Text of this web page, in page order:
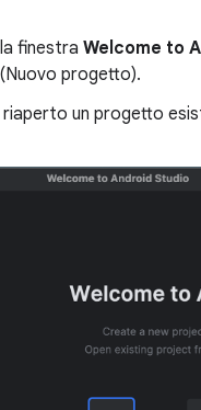
finestra Welcome to
(Nuovo progetto).
riaperto un progetto